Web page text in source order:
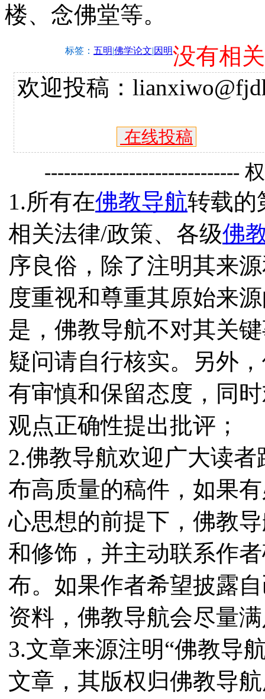
楼、念佛堂等。
标签： 五明|佛学论文|因明没有相
欢迎投稿：
在线投稿
------------------------------
1.所有在佛教导航转载的
相关法律/政策、各级佛
序良俗，除了注明其来
度重视和尊重其原始来
是，佛教导航不对其关
疑问请自行核实。另外
有审慎和保留态度，同
观点正确性提出批评；
2.佛教导航欢迎广大读
布高质量的稿件，如果
心思想的前提下，佛教
和修饰，并主动联系作
布。如果作者希望披露
资料，佛教导航会尽量
3.文章来源注明“佛教导
文章，其版权归佛教导